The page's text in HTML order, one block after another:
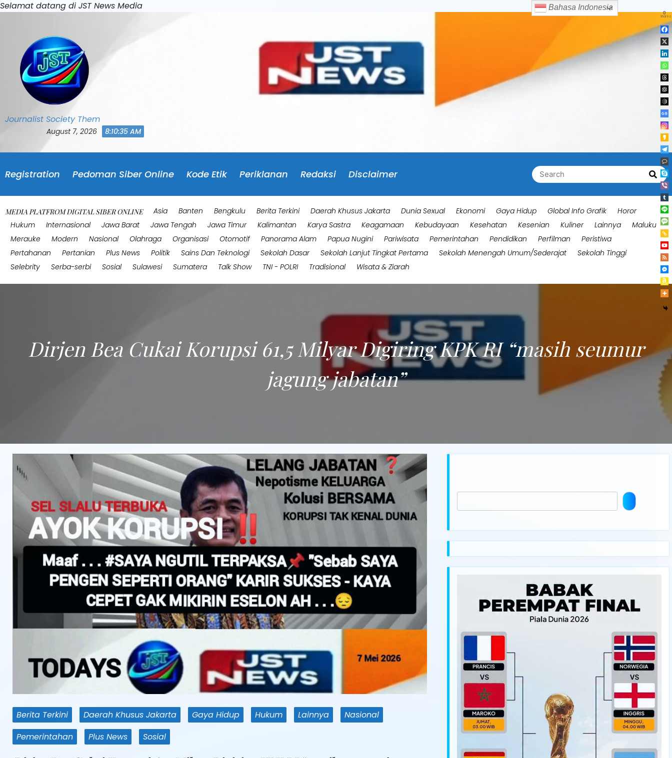
Selamat datang di JST News MediaSkip
Journalist Society Them
August 7, 2026 8:10:38 AM
Registration Pedoman Siber Online Kode Etik Periklanan Redaksi Disclaimer
Search
for:
MEDIA PLATFROM DIGITAL SIBER ONLINE Asia Banten Bengkulu Berita Terkini Daerah Khusus Jakarta Dunia Sexual Ekonomi Gaya Hidup Global Info Grafik
Horor
Hukum
Internasional Jawa Barat Jawa Tengah Jawa Timur Kalimantan Karya Sastra Keagamaan Kebudayaan Kesehatan Kesenian Kuliner Lainnya
Maluku
Merauke
Modern Nasional Olahraga Organisasi Otomotif Panorama Alam Papua Nugini Pariwisata Pemerintahan Pendidikan Perfilman
Peristiwa
Pertahanan
Pertanian Plus News Politik Sains Dan Teknologi Sekolah Dasar Sekolah Lanjut Tingkat Pertama Sekolah Menengah Umum/Sederajat
Sekolah Tinggi
Selebrity
Serba-serbi Sosial Sulawesi Sumatera Talk Show TNI - POLRI Tradisional Wisata & Ziarah
Dirjen Bea Cukai Korupsi 61,5 Milyar Digiring KPK RI “masih seumur
jagung jabatan”
Berita Terkini Daerah Khusus Jakarta Gaya Hidup Hukum Lainnya
Nasional
Pemerintahan
Plus News Sosial
0
Shares
Bahasa Indonesia